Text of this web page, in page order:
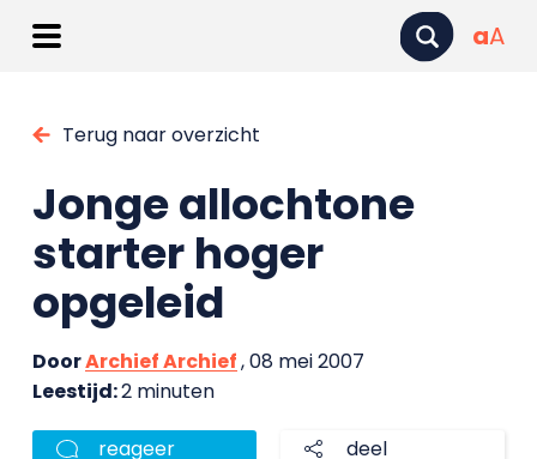
aA
Terug naar overzicht
Jonge allochtone
starter hoger
opgeleid
DoorArchief Archief, 08 mei 2007
Leestijd:2 minuten
reageer deel